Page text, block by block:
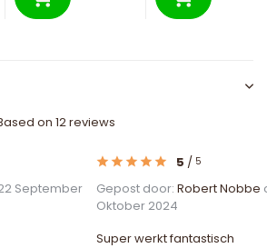
on 12 reviews
September
5 / 5
Gepost door: Robert Nobbe
Oktober 2024
Super werkt fantastisch